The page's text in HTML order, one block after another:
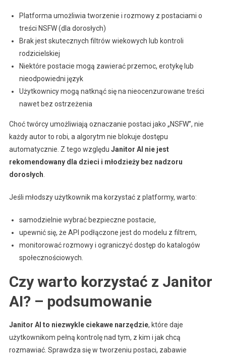
Platforma umożliwia tworzenie i rozmowy z postaciami o
treści NSFW (dla dorosłych)
Brak jest skutecznych filtrów wiekowych lub kontroli
rodzicielskiej
Niektóre postacie mogą zawierać przemoc, erotykę lub
nieodpowiedni język
Użytkownicy mogą natknąć się na nieocenzurowane treści
nawet bez ostrzeżenia
Choć twórcy umożliwiają oznaczanie postaci jako „NSFW”, nie
każdy autor to robi, a algorytm nie blokuje dostępu
automatycznie. Z tego względu Janitor AI nie jest
rekomendowany dla dzieci i młodzieży bez nadzoru
dorosłych.
Jeśli młodszy użytkownik ma korzystać z platformy, warto:
samodzielnie wybrać bezpieczne postacie,
upewnić się, że API podłączone jest do modelu z filtrem,
monitorować rozmowy i ograniczyć dostęp do katalogów
społecznościowych.
Czy warto korzystać z Janitor
AI? – podsumowanie
Janitor AI to niezwykle ciekawe narzędzie, które daje
użytkownikom pełną kontrolę nad tym, z kim i jak chcą
rozmawiać. Sprawdza się w tworzeniu postaci, zabawie